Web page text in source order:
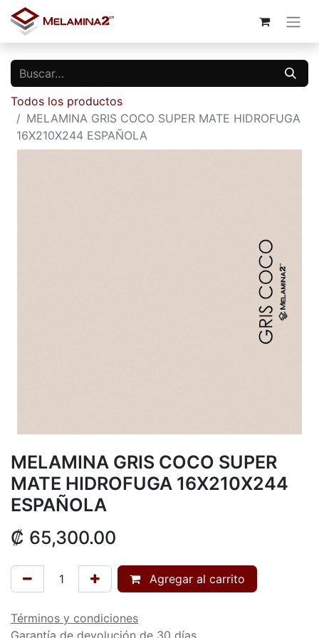
Todos los productos
MELAMINA GRIS COCO SUPER MATE HIDROFUGA
16X210X244 ESPAÑOLA
MELAMINA GRIS COCO SUPER
MATE HIDROFUGA 16X210X244
ESPAÑOLA
₡ 65,300.00
Agregar al carrito
Términos y condiciones
Garantía de devolución de 30 días